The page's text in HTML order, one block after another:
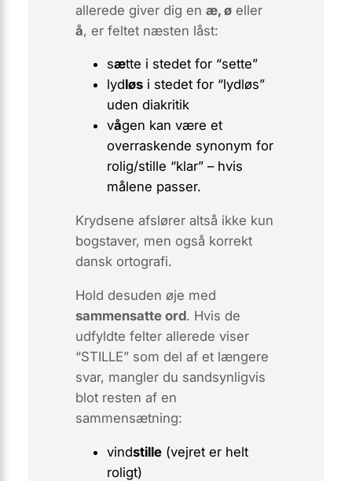
allerede giver dig en æ, øeller
å, er feltet næsten låst:
sætte i stedet for “sette”
lydløsi stedet for “lydløs”
uden diakritik
vågen kan være et
overraskende synonym for
rolig/stille “klar” – hvis
målene passer.
Krydsene afslører altså ikke kun
bogstaver, men også korrekt
dansk ortografi.
Hold desuden øje med
sammensatte ord. Hvis de
udfyldte felter allerede viser
“STILLE” som del af et længere
svar, mangler du sandsynligvis
blot resten af en
sammensætning:
vindstille(vejret er helt
roligt)